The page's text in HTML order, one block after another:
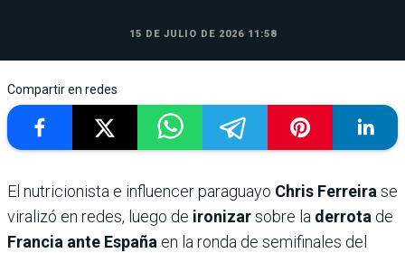
15 DE JULIO DE 2026 11:58
Compartir en redes
El nutricionista e influencer paraguayo Chris Ferreira se
viralizó en redes, luego de ironizarsobre la derrota de
Francia ante España en la ronda de semifinales del